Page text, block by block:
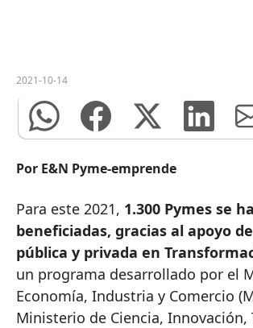
2021-10-14
Por E&N Pyme-emprende
Para este 2021, 1.300 Pymes se
beneficiadas, gracias al apoyo
pública y privada en
un programa desarrollado por el
Economía, Industria y Comercio
Ministerio de Ciencia, Innovación,